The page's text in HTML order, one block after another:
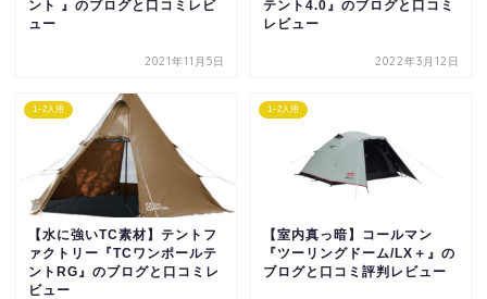
ント 』のブログと口コミレビ
ュー
2021年11月5日
テント4.0』のブログと口コミ
レビュー
2022年3月12日
1~2人用
【水に強いTC素材】テントフ
ァクトリー『TCワンポールテ
ントRG』のブログと口コミレ
ビュー
1~2人用
【室内真っ暗】コールマン
『ツーリングドーム/LX＋』の
ブログと口コミ評判レビュー